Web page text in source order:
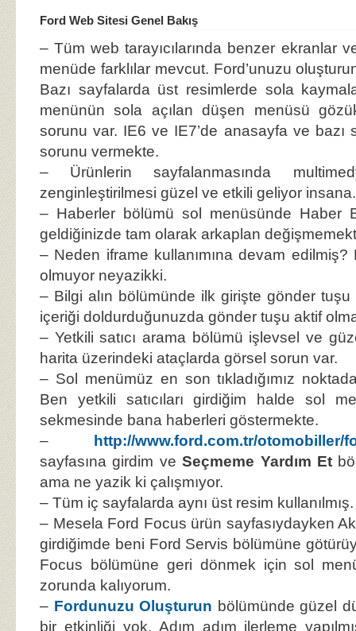
Ford Web Sitesi Genel Bakış
– Tüm web tarayıcılarında benzer ekranlar
menüde farklılar mevcut. Ford’unuzu
Bazı sayfalarda üst resimlerde sola
menünün sola açılan düşen menüsü
sorunu var. IE6 ve IE7’de anasayfa ve bazı
sorunu vermekte.
– Ürünlerin sayfalanmasında
zenginleştirilmesi güzel ve etkili geliyor insana.
– Haberler bölümü sol menüsünde Haber
geldiğinizde tam olarak arkaplan
– Neden iframe kullanımına devam
olmuyor neyazikki.
– Bilgi alın bölümünde ilk girişte gönder
içeriği doldurduğunuzda gönder tuşu aktif
– Yetkili satıcı arama bölümü işlevsel ve
harita üzerindeki ataçlarda görsel sorun var.
– Sol menümüz en son tıkladığımız
Ben yetkili satıcıları girdiğim halde sol
sekmesinde bana haberleri göstermekte.
–
http://www.ford.com.tr/otomobiller/
sayfasına girdim veSeçmeme Yardım Et
ama ne yazik ki çalışmıyor.
– Tüm iç sayfalarda aynı üst resim kullanılmış.
– Mesela Ford Focus ürün sayfasıydayken
girdiğimde beni Ford Servis bölümüne
Focus bölümüne geri dönmek için sol
zorunda kalıyorum.
– Fordunuzu Oluşturun bölümünde güzel
bir etkinliği yok. Adım adım ilerleme